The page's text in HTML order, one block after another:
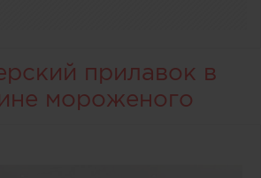
прилавок в
мороженого